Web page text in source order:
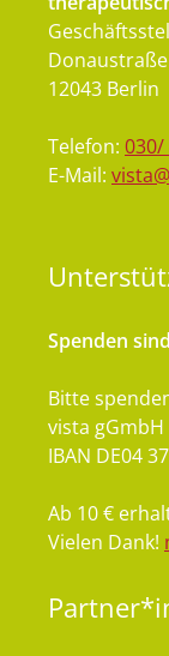
12043 Berlin
Telefon: 030/
E-Mail:
Spenden
Bitte
vista gGmbH
IBAN DE04
Ab 10 €
Vielen Dank!